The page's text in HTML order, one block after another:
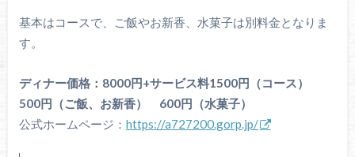
基本はコースで、ご飯やお新香、水菓子は別料金となりま
す。
ディナー価格：8000円+サービス料1500円（コース）
500円（ご飯、お新香） 600円（水菓子）
公式ホームページ： https://a727200.gorp.jp/